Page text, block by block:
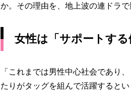
か。その理由を、地上波の連ドラ
女性は「サポートす
「これまでは男性中心社会であり
たりがタッグを組んで活躍するとい